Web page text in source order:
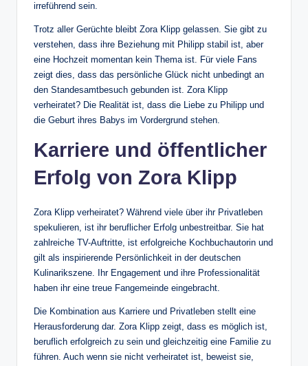
irreführend sein.
Trotz aller Gerüchte bleibt Zora Klipp gelassen. Sie gibt zu
verstehen, dass ihre Beziehung mit Philipp stabil ist, aber
eine Hochzeit momentan kein Thema ist. Für viele Fans
zeigt dies, dass das persönliche Glück nicht unbedingt an
den Standesamtbesuch gebunden ist. Zora Klipp
verheiratet? Die Realität ist, dass die Liebe zu Philipp und
die Geburt ihres Babys im Vordergrund stehen.
Karriere und öffentlicher
Erfolg von Zora Klipp
Zora Klipp verheiratet? Während viele über ihr Privatleben
spekulieren, ist ihr beruflicher Erfolg unbestreitbar. Sie hat
zahlreiche TV-Auftritte, ist erfolgreiche Kochbuchautorin und
gilt als inspirierende Persönlichkeit in der deutschen
Kulinarikszene. Ihr Engagement und ihre Professionalität
haben ihr eine treue Fangemeinde eingebracht.
Die Kombination aus Karriere und Privatleben stellt eine
Herausforderung dar. Zora Klipp zeigt, dass es möglich ist,
beruflich erfolgreich zu sein und gleichzeitig eine Familie zu
führen. Auch wenn sie nicht verheiratet ist, beweist sie,